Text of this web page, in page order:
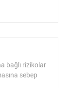
bağlı rizikolar
sebep